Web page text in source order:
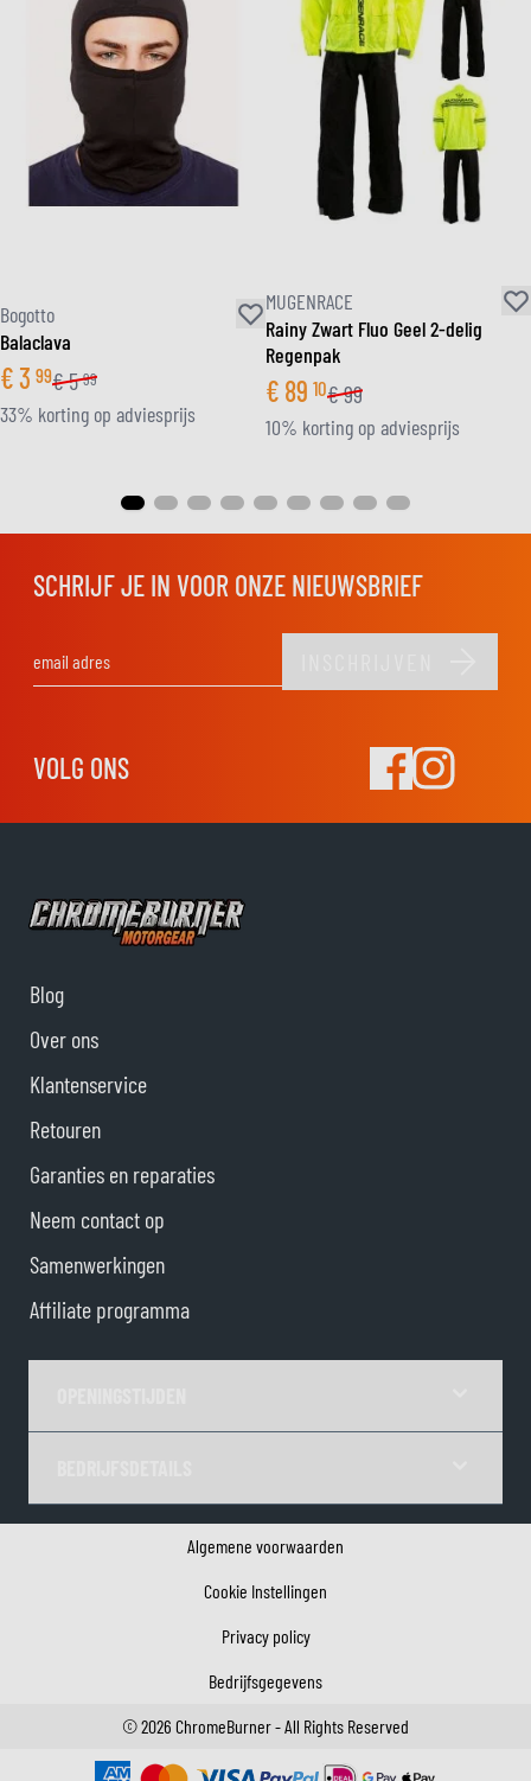
Bogotto
Balaclava
€3 99€5 99
33% korting op adviesprijs
MUGENRACE
Rainy Zwart Fluo Geel 2-delig
Regenpak
€ 89 10€99
10% korting op adviesprijs
SCHRIJF JE IN VOOR ONZE NIEUWSBRIEF
VOLG ONS
Blog
Over ons
Klantenservice
Retouren
Garanties en reparaties
Neem contact op
Samenwerkingen
Affiliate programma
Algemene voorwaarden
Cookie Instellingen
Privacy policy
Bedrijfsgegevens
©2026 ChromeBurner - All Rights Reserved